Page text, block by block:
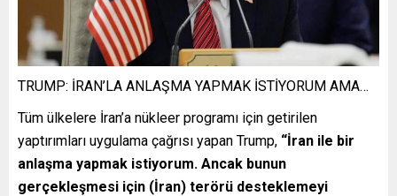
TRUMP: İRAN’LA ANLAŞMA YAPMAK İSTİYORUM AMA…
Tüm ülkelere İran’a nükleer programı için getirilen
yaptırımları uygulama çağrısı yapan Trump, “İran ile bir
anlaşma yapmak istiyorum. Ancak bunun
gerçekleşmesi için (İran) terörü desteklemeyi